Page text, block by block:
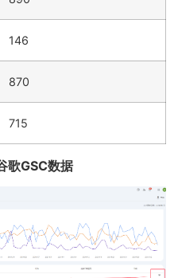
146
870
715
歌GSC数据